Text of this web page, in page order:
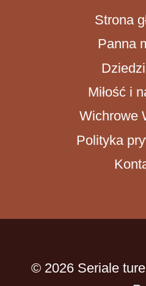
Strona
Panna
Miłość i
Wichrowe
Polityka
© 2026 Seriale